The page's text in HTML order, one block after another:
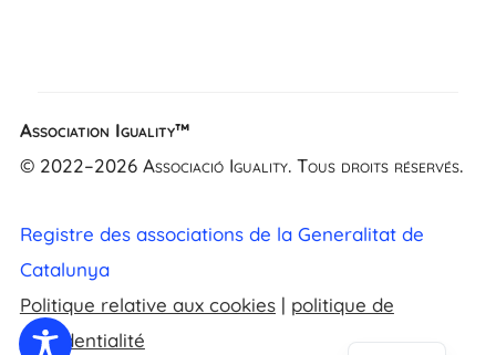
Association Iguality™
© 2022–2026 Associació Iguality. Tous droits réservés.
Registre des associations de la Generalitat de
Catalunya
Politique relative aux cookies| politique de
confidentialité